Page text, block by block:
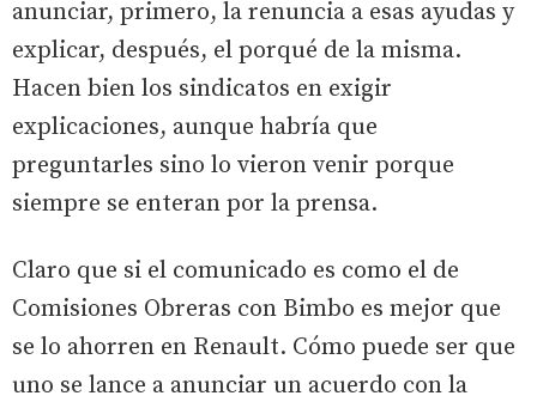
anunciar, primero, la renuncia a esas ayudas y
explicar, después, el porqué de la misma.
Hacen bien los sindicatos en exigir
explicaciones, aunque habría que
preguntarles sino lo vieron venir porque
siempre se enteran por la prensa.
Claro que si el comunicado es como el de
Comisiones Obreras con Bimbo es mejor que
se lo ahorren en Renault. Cómo puede ser que
uno se lance a anunciar un acuerdo con la